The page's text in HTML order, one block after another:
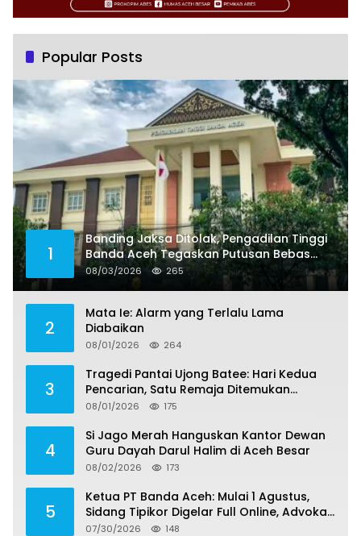
Popular Posts
1
Banding Jaksa Ditolak, Pengadilan Tinggi
Banda Aceh Tegaskan Putusan Bebas
Dua Terdakwa Korupsi Tak Bisa Diajukan
08/03/2026 265
2
Mata Ie: Alarm yang Terlalu Lama
Diabaikan
08/01/2026 264
3
Tragedi Pantai Ujong Batee: Hari Kedua
Pencarian, Satu Remaja Ditemukan
Meninggal, Tiga Korban Masih Dicari
08/01/2026 175
4
Si Jago Merah Hanguskan Kantor Dewan
Guru Dayah Darul Halim di Aceh Besar
08/02/2026 173
5
Ketua PT Banda Aceh: Mulai 1 Agustus,
Sidang Tipikor Digelar Full Online, Advokat
Harus Kuasai Teknologi
07/30/2026 148